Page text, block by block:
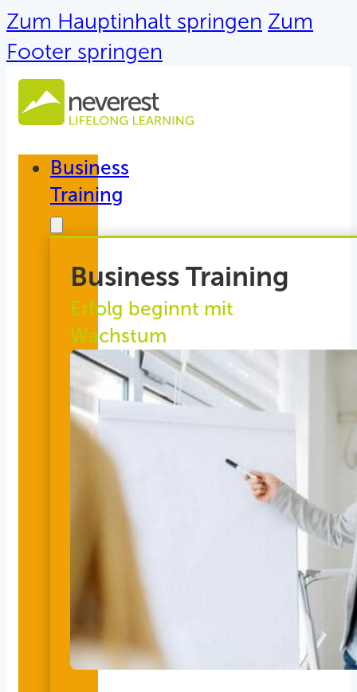
Zum Hauptinhalt springen Zum
Footer springen
Business
Training
Business Training
Erfolg beginnt mit
Wachstum